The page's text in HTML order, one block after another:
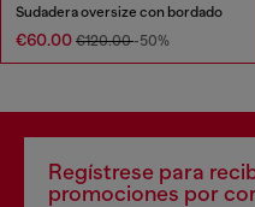
Sudadera oversize con bordado
€60.00 €120.00-50%
Regístrese para
promociones por